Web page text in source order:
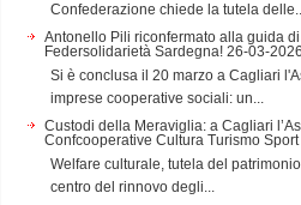
Confederazione chiede la tutela
Antonello Pili riconfermato alla guida
Federsolidarietà Sardegna! 26-03-2026
Si è conclusa il 20 marzo a Cagliari
imprese cooperative sociali: un...
Custodi della Meraviglia: a Cagliari
Confcooperative Cultura Turismo
Welfare culturale, tutela del
centro del rinnovo degli...